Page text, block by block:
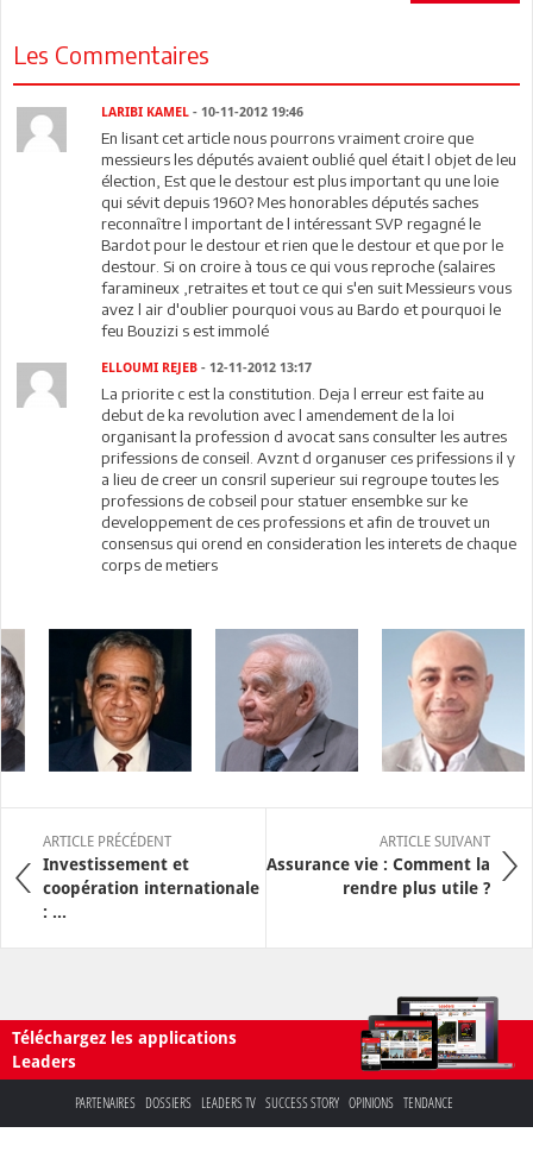
Les Commentaires
LARIBI KAMEL - 10-11-2012 19:46
En lisant cet article nous pourrons vraiment croire que
messieurs les députés avaient oublié quel était l objet de leu
élection, Est que le destour est plus important qu une loie
qui sévit depuis 1960? Mes honorables députés saches
reconnaître l important de l intéressant SVP regagné le
Bardot pour le destour et rien que le destour et que por le
destour. Si on croire à tous ce qui vous reproche (salaires
faramineux ,retraites et tout ce qui s'en suit Messieurs vous
avez l air d'oublier pourquoi vous au Bardo et pourquoi le
feu Bouzizi s est immolé
ELLOUMI REJEB - 12-11-2012 13:17
La priorite c est la constitution. Deja l erreur est faite au
debut de ka revolution avec l amendement de la loi
organisant la profession d avocat sans consulter les autres
prifessions de conseil. Avznt d organuser ces prifessions il y
a lieu de creer un consril superieur sui regroupe toutes les
professions de cobseil pour statuer ensembke sur ke
developpement de ces professions et afin de trouvet un
consensus qui orend en consideration les interets de chaque
corps de metiers
ARTICLE PRÉCÉDENT
Investissement et
coopération internationale
: ...
ARTICLE SUIVANT
Assurance vie : Comment la
rendre plus utile ?
Téléchargez les applications
Leaders
PARTENAIRES DOSSIERS LEADERS TV SUCCESS STORY OPINIONS TENDANCE